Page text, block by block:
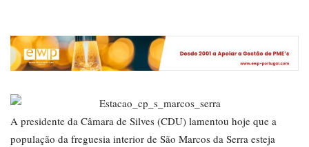
A presidente da Câmara de Silves (CDU) lamentou hoje que a
população da freguesia interior de São Marcos da Serra esteja